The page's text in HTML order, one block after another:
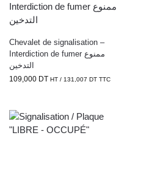
Chevalet de signalisation –
Interdiction de fumer ممنوع
التدخين
109,000 DT HT / 131,007 DT TTC